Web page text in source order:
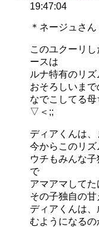
19:47:04
＊ネージュさん
このユクーリ
ースは
ルナ特有のリ
おそろしいま
なでこしてる
▽＜;;
ディアくんは
今からこのリ
ウチもみんな
で
アマアマして
その子独自の
ディアくんは
むようになるの